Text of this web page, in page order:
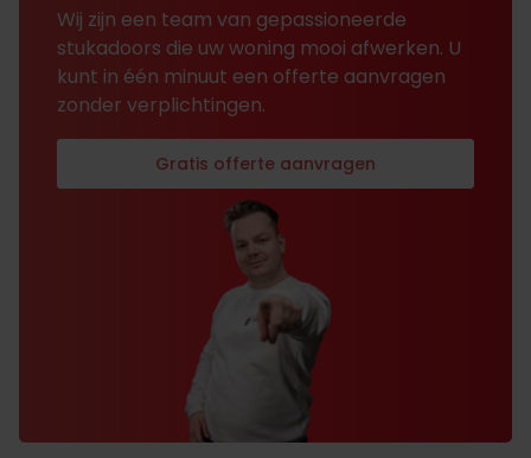
Wij zijn een team van gepassioneerde
stukadoors die uw woning mooi afwerken. U
kunt in één minuut een offerte aanvragen
zonder verplichtingen.
Gratis offerte aanvragen